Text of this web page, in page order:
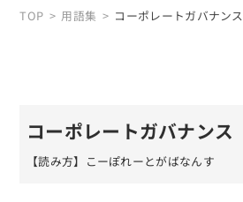
TOP 用語集 コーポレートガバナンス
コーポレートガバナンス
【読み方】こーぽれーとがばなんす